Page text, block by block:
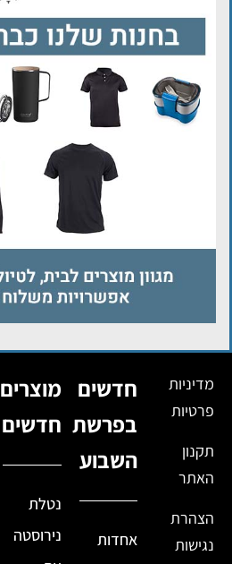
מדיניות
פרטיות
תקנון
האתר
הצהרת
נגישות
חדשים
בפרשת
השבוע
אחדות
מוצרים
חדשים
נטלת
נירוסטה